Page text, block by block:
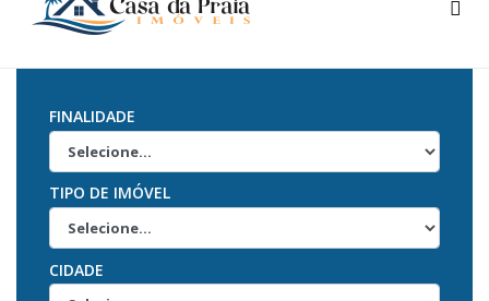
FINALIDADE
TIPO DE IMÓVEL
CIDADE